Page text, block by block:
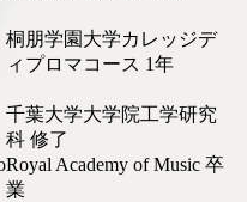
桐朋学園大学カレッジデ
ィプロマコース 1年
千葉大学大学院工学研究
科 修了
Royal Academy of Music 卒
業